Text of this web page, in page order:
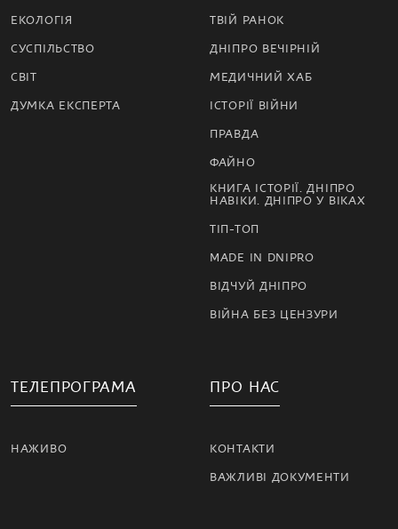
ЕКОЛОГІЯ
СУСПІЛЬСТВО
СВІТ
ДУМКА ЕКСПЕРТА
ТВІЙ РАНОК
ДНІПРО ВЕЧІРНІЙ
МЕДИЧНИЙ ХАБ
ІСТОРІЇ ВІЙНИ
ПРАВДА
ФАЙНО
КНИГА ІСТОРІЇ. ДНІПРО
НАВІКИ. ДНІПРО У ВІКАХ
ТІП-ТОП
MADE IN DNIPRO
ВІДЧУЙ ДНІПРО
ВІЙНА БЕЗ ЦЕНЗУРИ
ТЕЛЕПРОГРАМА
НАЖИВО
ПРО НАС
КОНТАКТИ
ВАЖЛИВІ ДОКУМЕНТИ